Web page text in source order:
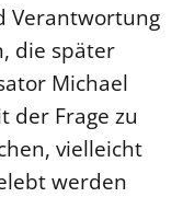
Verantwortung
die später
Michael
der Frage zu
vielleicht
werden